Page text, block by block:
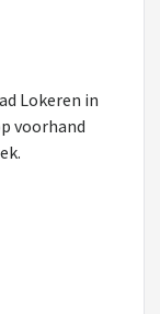
Lokeren in
voorhand